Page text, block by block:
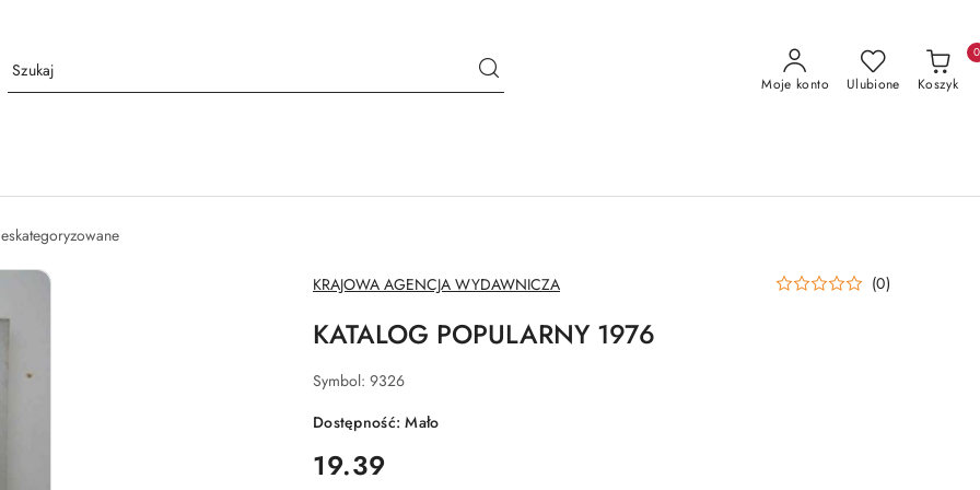
Moje konto Ulubione Koszyk
0
NAZWA
PRODUCENTA:
KRAJOWA AGENCJA WYDAWNICZA (0)
KATALOG POPULARNY 1976
Symbol: 9326
Dostępność:Mało
cena:
19.39